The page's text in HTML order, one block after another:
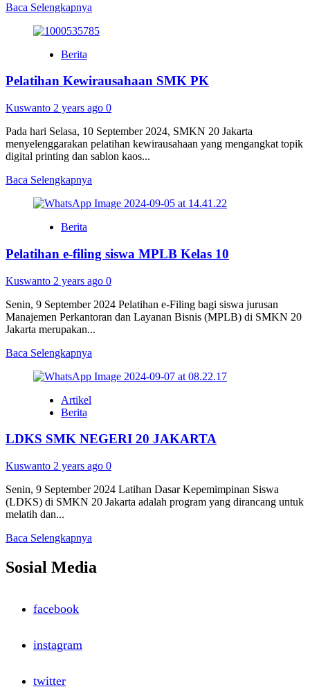
Baca Selengkapnya
about
Bank
dan
Limbah
Berita
Pelatihan Kewirausahaan SMK PK
Kuswanto 2 years ago 0
Pada hari Selasa, 10 September 2024, SMKN 20 Jakarta
menyelenggarakan pelatihan kewirausahaan yang mengangkat topik
digital printing dan sablon kaos...
Baca Selengkapnya
about
PK
Berita
Pelatihan e-filing siswa MPLB Kelas 10
Kuswanto 2 years ago 0
Senin, 9 September 2024 Pelatihan e-Filing bagi siswa jurusan
Manajemen Perkantoran dan Layanan Bisnis (MPLB) di SMKN 20
Jakarta merupakan...
Baca Selengkapnya
about
MPLB
10
Artikel
Berita
LDKS SMK NEGERI 20 JAKARTA
Kuswanto 2 years ago 0
Senin, 9 September 2024 Latihan Dasar Kepemimpinan Siswa
(LDKS) di SMKN 20 Jakarta adalah program yang dirancang untuk
melatih dan...
Baca Selengkapnya
LDKS
Sosial Media
facebook
instagram
twitter